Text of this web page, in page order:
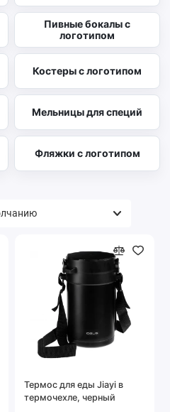
Пивные бокалы с
логотипом
Костеры с логотипом
Мельницы для специй
Фляжки с логотипом
Термос для еды Jiayi в
термочехле, черный